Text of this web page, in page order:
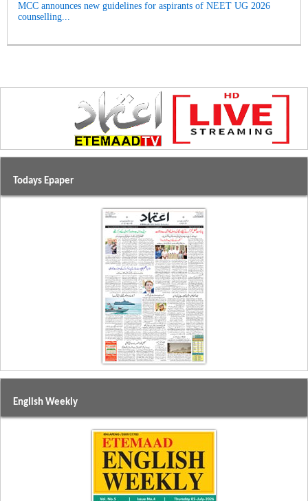
MCC announces new guidelines for aspirants of NEET UG 2026
counselling...
Todays Epaper
English Weekly